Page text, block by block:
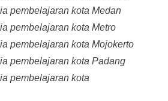
pembelajaran kota Medan
pembelajaran kota Metro
pembelajaran kota Mojokerto
pembelajaran kota Padang
pembelajaran kota